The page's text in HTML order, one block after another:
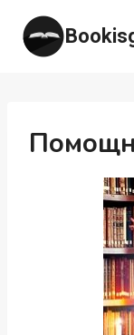
Перейти
содержимому